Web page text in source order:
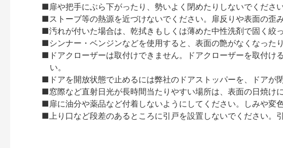
■扉や把手にぶら下がったり、勢いよく閉めたりしないでください
■ストーブ等の熱源を近づけないでください。扉反りや表面の歪
■汚れが付いた場合は、乾拭きもしくは薄めた中性洗剤で固く絞
■シンナー・ベンジンなどを使用すると、表面の艶がなくなった
■ドアクローザーは取付けできません。ドアクローザーを取付
い。
■ドアを開放状態で止めるには弊社のドアストッパーを、ドアが
■窓際など直射日光が長時間当たりやすい場所は、表面の日焼け
■扉に油分や薬品など付着しないようにしてください。しみや変
■上り口など段差のあるところに引戸を設置しないでください。